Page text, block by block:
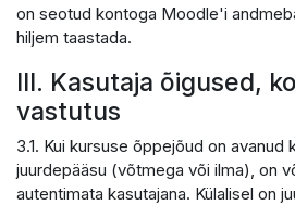
on seotud kontoga Moodle'i
hiljem taastada.
III. Kasutaja õigused,
vastutus
3.1. Kui kursuse õppejõud on avanud
juurdepääsu (võtmega või ilma), on
autentimata kasutajana. Külalisel on